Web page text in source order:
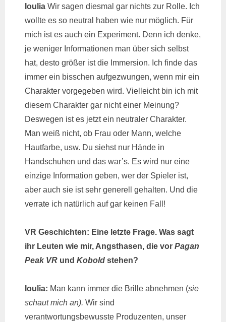
Ioulia Wir sagen diesmal gar nichts zur Rolle. Ich
wollte es so neutral haben wie nur möglich. Für
mich ist es auch ein Experiment. Denn ich denke,
je weniger Informationen man über sich selbst
hat, desto größer ist die Immersion. Ich finde das
immer ein bisschen aufgezwungen, wenn mir ein
Charakter vorgegeben wird. Vielleicht bin ich mit
diesem Charakter gar nicht einer Meinung?
Deswegen ist es jetzt ein neutraler Charakter.
Man weiß nicht, ob Frau oder Mann, welche
Hautfarbe, usw. Du siehst nur Hände in
Handschuhen und das war’s. Es wird nur eine
einzige Information geben, wer der Spieler ist,
aber auch sie ist sehr generell gehalten. Und die
verrate ich natürlich auf gar keinen Fall!
VR Geschichten: Eine letzte Frage. Was sagt
ihr Leuten wie mir, Angsthasen, die vor Pagan
Peak VRund Koboldstehen?
Ioulia: Man kann immer die Brille abnehmen (sie
schaut mich an). Wir sind
verantwortungsbewusste Produzenten, unser